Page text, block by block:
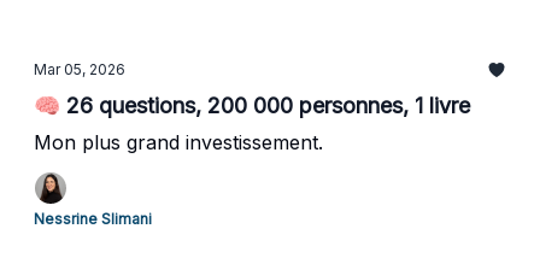
Mar 05, 2026
🧠 26 questions, 200 000 personnes, 1 livre
Mon plus grand investissement.
Nessrine Slimani